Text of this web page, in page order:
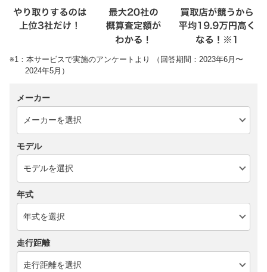
※1：本サービスで実施のアンケートより （回答期間：2023年6月〜
2024年5月）
メーカー
モデル
年式
走行距離